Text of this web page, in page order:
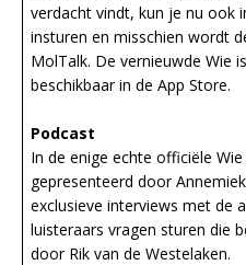
verdacht vindt, kun je nu ook
insturen en misschien wordt
MolTalk. De vernieuwde Wie
beschikbaar in de App Store.
Podcast
In de enige echte officiële
gepresenteerd door
exclusieve interviews met de
luisteraars vragen sturen die
door Rik van de Westelaken.